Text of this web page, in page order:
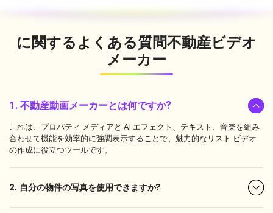
に関するよくある質問不動産ビデオ
メーカー
1. 不動産動画メーカーとは何ですか?
これは、プロパティ メディアと AI エフェクト、テキスト、音楽を組み
合わせて機能を効率的に強調表示することで、魅力的なリスト ビデオ
の作成に役立つツールです。
2. 自分の物件の写真を使用できますか?